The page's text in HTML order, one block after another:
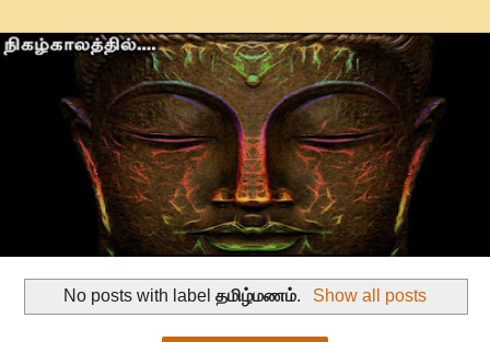
No posts with labelதமிழ்மணம். Show all posts